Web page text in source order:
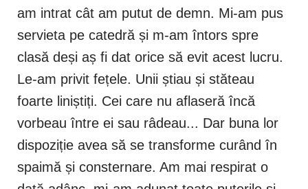
am intrat cât am putut de demn. Mi-am pus
servieta pe catedră și m-am întors spre
clasă deși aș fi dat orice să evit acest lucru.
Le-am privit fețele. Unii știau și stăteau
foarte liniștiți. Cei care nu aflaseră încă
vorbeau între ei sau râdeau... Dar buna lor
dispoziție avea să se transforme curând în
spaimă și consternare. Am mai respirat o